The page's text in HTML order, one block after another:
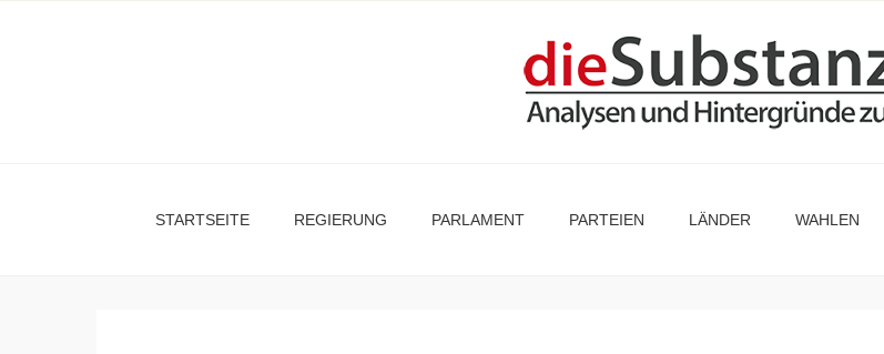
STARTSEITE REGIERUNG PARLAMENT PARTEIEN LÄNDER WAHLEN